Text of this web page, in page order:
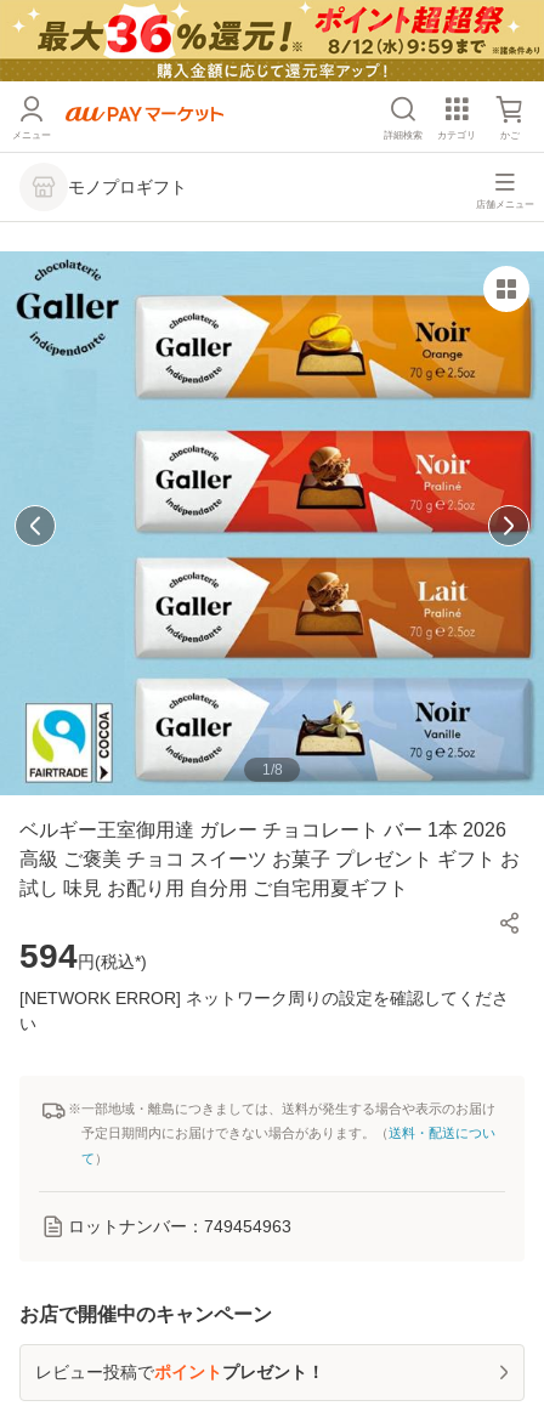
メニュー 詳細検索 カテゴリ かご
モノプロギフト
店舗メニュー
1/8
ベルギー王室御用達 ガレー チョコレート バー 1本 2026
高級 ご褒美 チョコ スイーツ お菓子 プレゼント ギフト お
試し 味見 お配り用 自分用 ご自宅用夏ギフト
594円(税込*)
[NETWORK ERROR] ネットワーク周りの設定を確認してくださ
い
※一部地域・離島につきましては、送料が発生する場合や表示のお届け
予定日期間内にお届けできない場合があります。（送料・配送につい
て ）
ロットナンバー： 749454963
お店で開催中のキャンペーン
レビュー投稿でポイントプレゼント！